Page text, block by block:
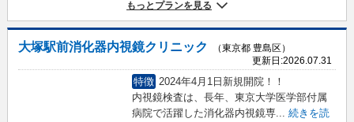
もっとプランを見る
大塚駅前消化器内視鏡クリニック
（東京都 豊島区）
更新日:2026.07.31
特徴 2024年4月1日新規開院！！
内視鏡検査は、長年、東京大学医学部付属
病院で活躍した消化器内視鏡専... 続きを読